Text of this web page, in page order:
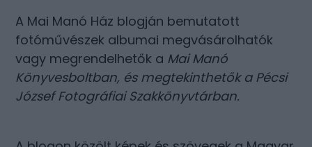
A Mai Manó Ház blogján bemutatott
fotóművészek albumai megvásárolhatók
vagy megrendelhetők a Mai Manó
Könyvesboltban, és megtekinthetők a Pécsi
József Fotográfiai Szakkönyvtárban.